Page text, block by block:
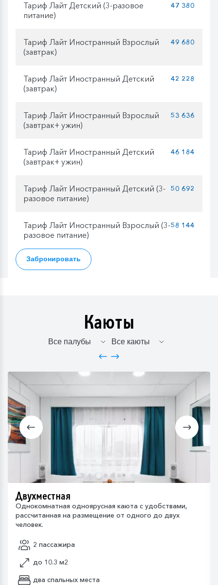
Тариф Лайт Детский (3-разовое
питание)
47 380
Тариф Лайт Иностранный Взрослый
(завтрак)
49 680
Тариф Лайт Иностранный Детский
(завтрак)
42 228
Тариф Лайт Иностранный Взрослый
(завтрак+ ужин)
53 636
Тариф Лайт Иностранный Детский
(завтрак+ ужин)
46 184
Тариф Лайт Иностранный Детский (3-
разовое питание)
50 692
Тариф Лайт Иностранный Взрослый (3-
разовое питание)
58 144
Забронировать
Каюты
Двухместная
Однокомнатная одноярусная каюта с удобствами,
рассчитанная на размещение от одного до двух
человек.
2 пассажира
до 10.3 м2
два спальных места